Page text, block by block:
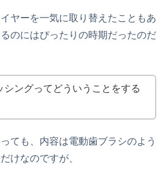
ヤーを一気に取り替えたこともあ
のにはぴったりの時期だったのだ
シングってどういうことをする
ても、内容は電動歯ブラシのよう
けなのですが、